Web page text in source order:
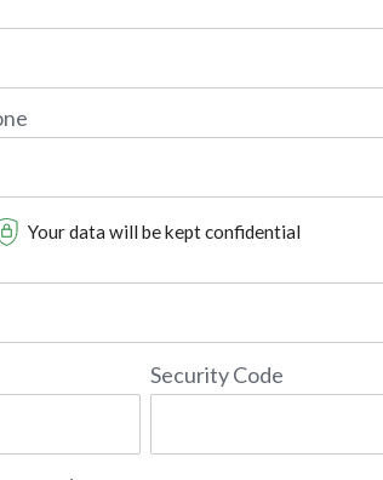
Your data will be kept confidential
Security Code